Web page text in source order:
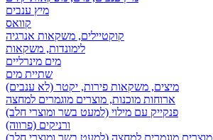
מיץ ענבים
קוואס
קוקטיילים, משקאות אנרגיה
לימונדות, משקאות
מים מינרליים
שתיית מים
מיצים, משקאות פירות, יקטר (לא ענבים)
ארוחות מוכנות, מוצרים מוגמרים למחצה
פנקייק עם מילוי (למעט בשר ומוצרי חלב)
ורניקים (פרווה)
מוצרים מוגמרים למחצה (למעט בשר ומוצרי חלב)